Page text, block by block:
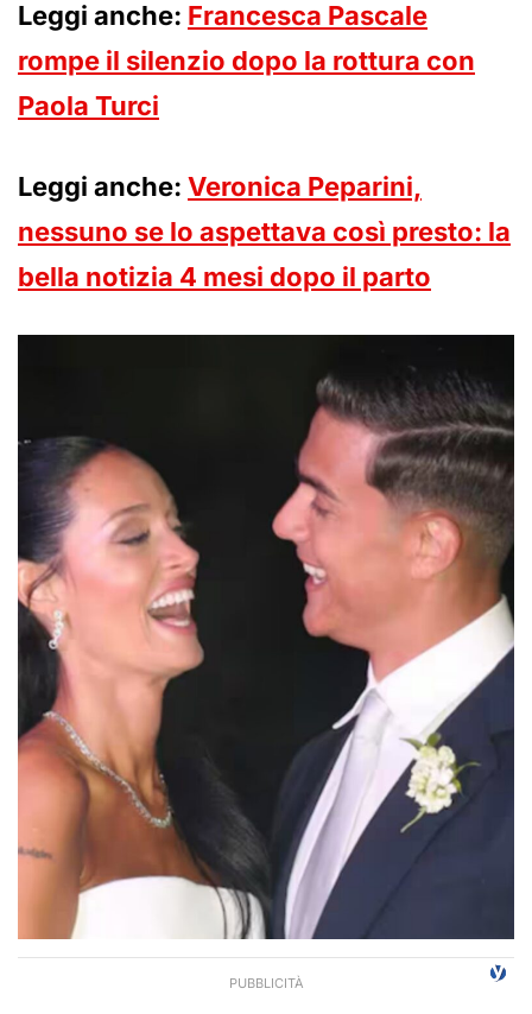
Leggi anche: Francesca Pascale
rompe il silenzio dopo la rottura con
Paola Turci
Leggi anche: Veronica Peparini,
nessuno se lo aspettava così presto: la
bella notizia 4 mesi dopo il parto